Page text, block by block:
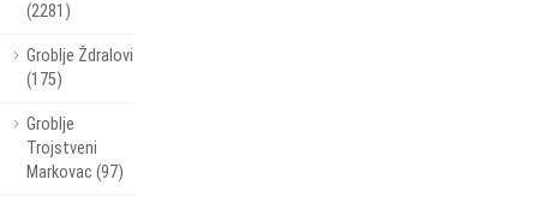
(2281)
Groblje Ždralovi
(175)
Groblje
Trojstveni
Markovac (97)